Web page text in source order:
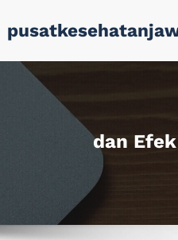
to
content
dan